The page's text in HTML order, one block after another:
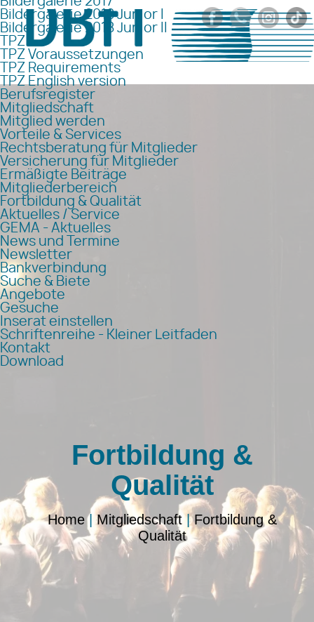
Bildergalerie 2018 Junior I
Bildergalerie 2018 Junior II
TPZ
TPZ Voraussetzungen
TPZ Requirements
TPZ English version
Berufsregister
Mitgliedschaft
Mitglied werden
Vorteile & Services
Rechtsberatung für Mitglieder
Versicherung für Mitglieder
Ermäßigte Beiträge
Mitgliederbereich
Fortbildung & Qualität
Aktuelles / Service
GEMA - Aktuelles
News und Termine
Newsletter
Bankverbindung
Suche & Biete
Angebote
Gesuche
Inserat einstellen
Schriftenreihe - Kleiner Leitfaden
Kontakt
Download
Fortbildung &
Qualität
Home|Mitgliedschaft|Fortbildung &
Qualität